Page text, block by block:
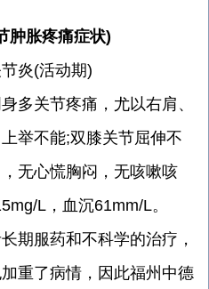
胀疼痛症状)
炎(活动期)
关节疼痛，尤以右肩、
举不能;双膝关节屈伸不
无心慌胸闷，无咳嗽咳
L，血沉61mm/L。
期服药和不科学的治疗，
重了病情，因此福州中德